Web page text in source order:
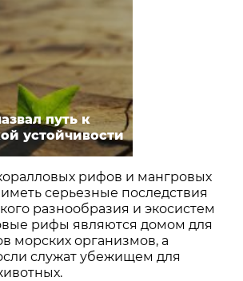
путь к
устойчивости
рифов и мангровых
серьезные последствия
разнообразия и экосистем
рифы являются домом для
морских организмов, а
служат убежищем для